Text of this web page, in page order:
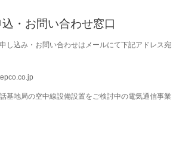
・お問い合わせ窓口
し込み・お問い合わせはメールにて下記アドレス宛
基地局の空中線設備設置をご検討中の電気通信事業